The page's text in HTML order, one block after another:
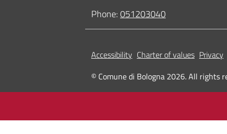
Phone:051203040
Accessibility Charter of values Privacy
© Comune di Bologna 2026. All rights